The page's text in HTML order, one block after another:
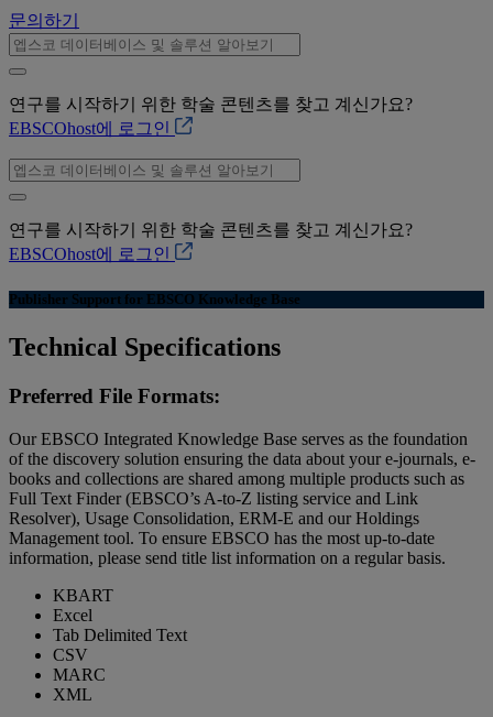
문의하기
연구를 시작하기 위한 학술 콘텐츠를 찾고 계신가요?
EBSCOhost에 로그인
연구를 시작하기 위한 학술 콘텐츠를 찾고 계신가요?
EBSCOhost에 로그인
Publisher Support for EBSCO Knowledge Base
Technical Specifications
Preferred File Formats:
Our EBSCO Integrated Knowledge Base serves as the foundation
of the discovery solution ensuring the data about your e-journals, e-
books and collections are shared among multiple products such as
Full Text Finder (EBSCO’s A-to-Z listing service and Link
Resolver), Usage Consolidation, ERM-E and our Holdings
Management tool. To ensure EBSCO has the most up-to-date
information, please send title list information on a regular basis.
KBART
Excel
Tab Delimited Text
CSV
MARC
XML